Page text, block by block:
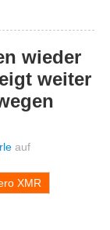
wieder
weiter
auf
XMR